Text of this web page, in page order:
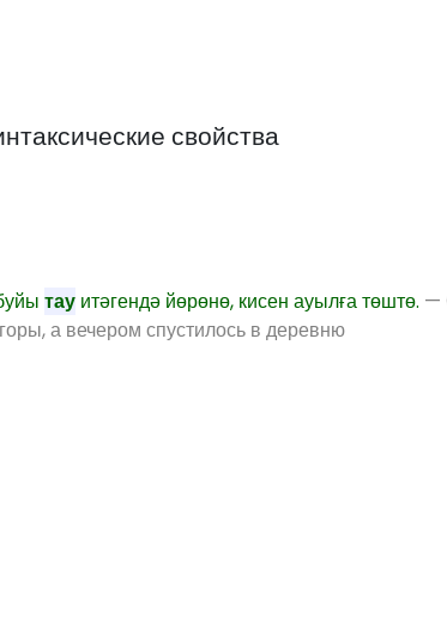
свойства
тау итәгендә йөрөнө, кисен ауылға төштө. —
а вечером спустилось в деревню